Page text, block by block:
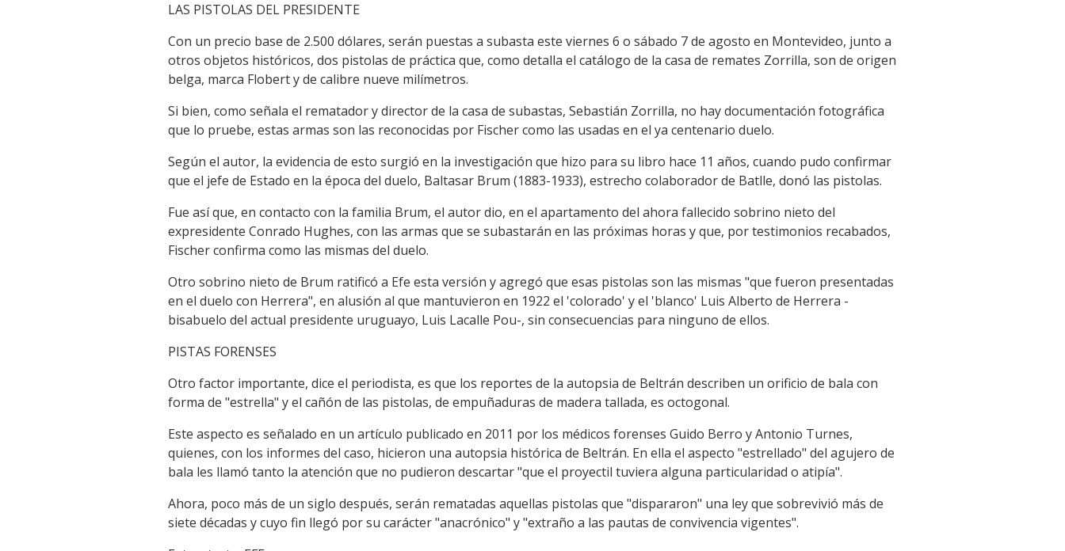
LAS PISTOLAS DEL PRESIDENTE
Con un precio base de 2.500 dólares, serán puestas a subasta este viernes 6 o sábado 7 de agosto en Montevideo, junto a
otros objetos históricos, dos pistolas de práctica que, como detalla el catálogo de la casa de remates Zorrilla, son de origen
belga, marca Flobert y de calibre nueve milímetros.
Si bien, como señala el rematador y director de la casa de subastas, Sebastián Zorrilla, no hay documentación fotográfica
que lo pruebe, estas armas son las reconocidas por Fischer como las usadas en el ya centenario duelo.
Según el autor, la evidencia de esto surgió en la investigación que hizo para su libro hace 11 años, cuando pudo confirmar
que el jefe de Estado en la época del duelo, Baltasar Brum (1883-1933), estrecho colaborador de Batlle, donó las pistolas.
Fue así que, en contacto con la familia Brum, el autor dio, en el apartamento del ahora fallecido sobrino nieto del
expresidente Conrado Hughes, con las armas que se subastarán en las próximas horas y que, por testimonios recabados,
Fischer confirma como las mismas del duelo.
Otro sobrino nieto de Brum ratificó a Efe esta versión y agregó que esas pistolas son las mismas "que fueron presentadas
en el duelo con Herrera", en alusión al que mantuvieron en 1922 el 'colorado' y el 'blanco' Luis Alberto de Herrera -
bisabuelo del actual presidente uruguayo, Luis Lacalle Pou-, sin consecuencias para ninguno de ellos.
PISTAS FORENSES
Otro factor importante, dice el periodista, es que los reportes de la autopsia de Beltrán describen un orificio de bala con
forma de "estrella" y el cañón de las pistolas, de empuñaduras de madera tallada, es octogonal.
Este aspecto es señalado en un artículo publicado en 2011 por los médicos forenses Guido Berro y Antonio Turnes,
quienes, con los informes del caso, hicieron una autopsia histórica de Beltrán. En ella el aspecto "estrellado" del agujero de
bala les llamó tanto la atención que no pudieron descartar "que el proyectil tuviera alguna particularidad o atipía".
Ahora, poco más de un siglo después, serán rematadas aquellas pistolas que "dispararon" una ley que sobrevivió más de
siete décadas y cuyo fin llegó por su carácter "anacrónico" y "extraño a las pautas de convivencia vigentes".